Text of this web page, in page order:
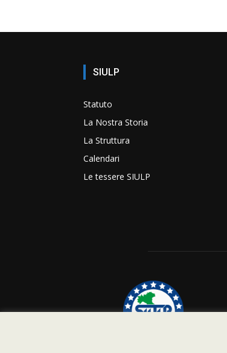
SIULP
Statuto
La Nostra Storia
La Struttura
Calendari
Le tessere SIULP